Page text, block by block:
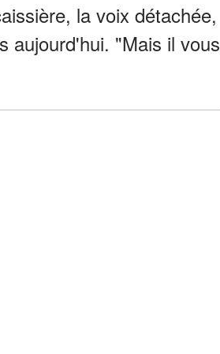
la voix détachée,
aujourd'hui. "Mais il vous